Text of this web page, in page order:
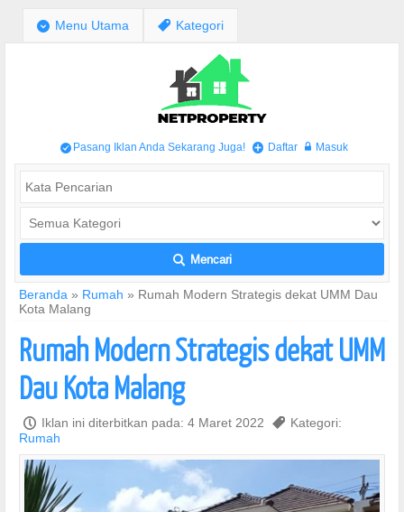
; Menu Utama , Kategori
/ Pasang Iklan Anda Sekarang Juga! + Daftar w Masuk
L Mencari
Beranda » Rumah » Rumah Modern Strategis dekat UMM Dau
Kota Malang
Rumah Modern Strategis dekat UMM
Dau Kota Malang
P Iklan ini diterbitkan pada: 4 Maret 2022 , Kategori:
Rumah